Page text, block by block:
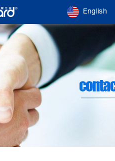
English